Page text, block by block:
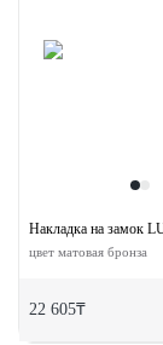
Накладка на замок
цвет матовая бронза
22 605₸